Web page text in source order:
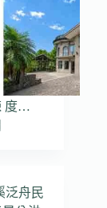
度…
泛舟民